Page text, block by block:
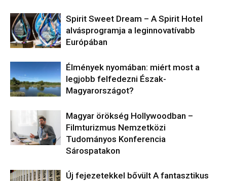
​Spirit Sweet Dream – A Spirit Hotel
alvásprogramja a leginnovatívabb
Európában
Élmények nyomában: miért most a
legjobb felfedezni Észak-
Magyarországot?
Magyar örökség Hollywoodban –
Filmturizmus Nemzetközi
Tudományos Konferencia
Sárospatakon
Új fejezetekkel bővült A fantasztikus